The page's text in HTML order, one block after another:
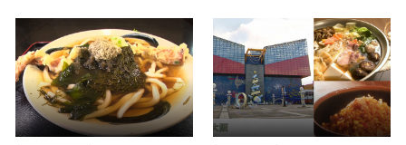
色目カラーの客室に